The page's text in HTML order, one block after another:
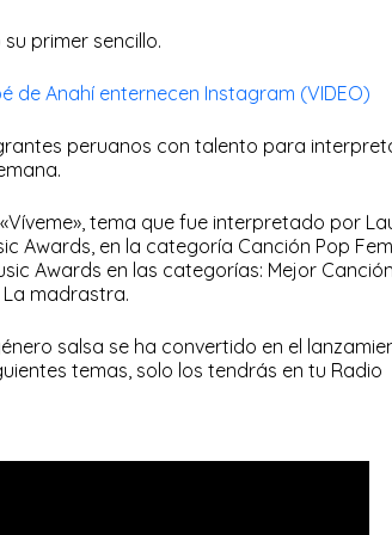
primer sencillo.
de Anahí enternecen Instagram (VIDEO)
peruanos con talento para
tema que fue interpretado por
Awards, en la categoría Canción Pop
Awards en las categorías: Mejor
madrastra.
salsa se ha convertido en el
temas, solo los tendrás en tu Radio